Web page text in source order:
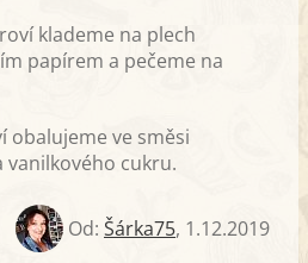
klademe na plech
papírem a pečeme na
obalujeme ve směsi
vanilkového cukru.
Od: Šárka75, 1.12.2019